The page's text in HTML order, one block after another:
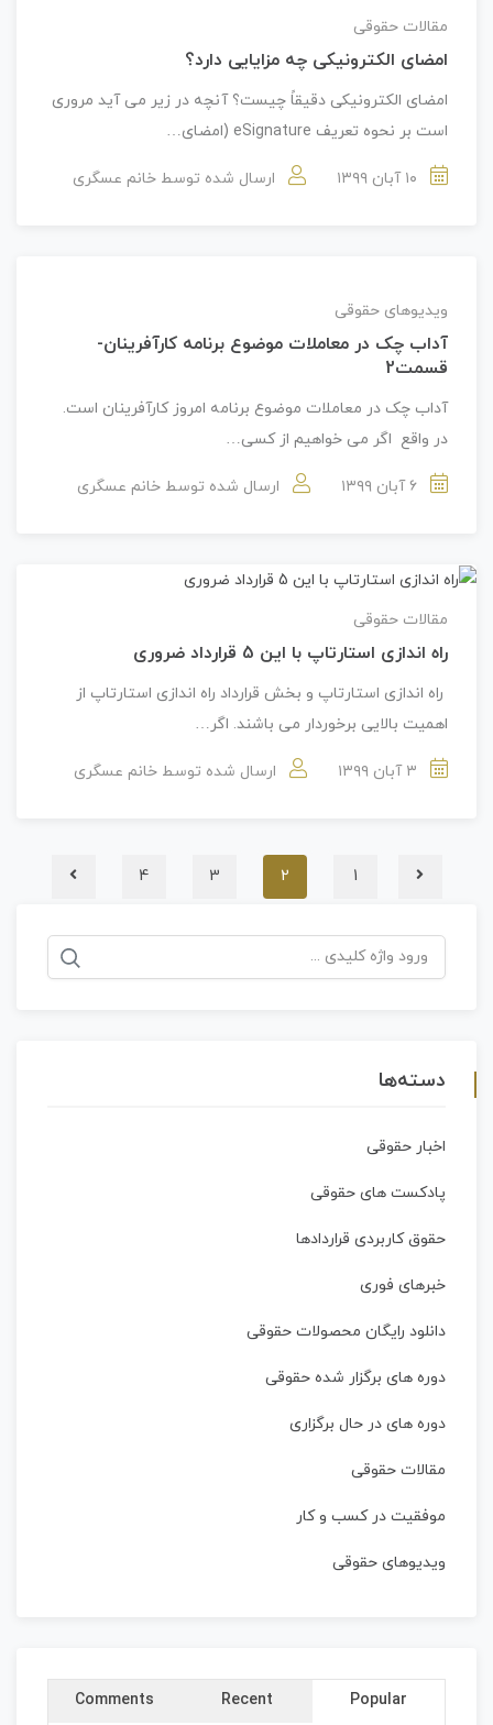
مقالات حقوقی
امضای الکترونیکی چه مزایایی دارد؟
امضای الکترونیکی دقیقاً چیست؟ آنچه در زیر می آید مروری
است بر نحوه تعریف eSignature (امضای…
۱۰ آبان ۱۳۹۹ ارسال شده توسط خانم عسگری
ویدیوهای حقوقی
آداب چک در معاملات موضوع برنامه کارآفرینان-
قسمت2
آداب چک در معاملات موضوع برنامه امروز کارآفرینان است.
در واقع اگر می خواهیم از کسی…
۶ آبان ۱۳۹۹ ارسال شده توسط خانم عسگری
مقالات حقوقی
راه اندازی استارتاپ با این 5 قرارداد ضروری
راه اندازی استارتاپ و بخش قرارداد راه اندازی استارتاپ از
اهمیت بالایی برخوردار می باشند. اگر…
۳ آبان ۱۳۹۹ ارسال شده توسط خانم عسگری
1
2
3
4
جستجو
برای:
دسته‌ها
اخبار حقوقی
پادکست های حقوقی
حقوق کاربردی قراردادها
خبرهای فوری
دانلود رایگان محصولات حقوقی
دوره های برگزار شده حقوقی
دوره های در حال برگزاری
مقالات حقوقی
موفقیت در کسب و کار
ویدیوهای حقوقی
Popular
Recent
Comments